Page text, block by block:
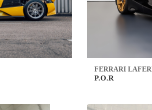
FERRARI
P.O.R